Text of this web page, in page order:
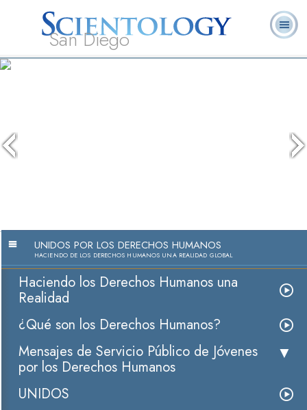
San Diego
Acerca de
Nosotros
UNIDOS POR LOS DERECHOS HUMANOS
HACIENDO DE LOS DERECHOS HUMANOS UNA REALIDAD GLOBAL
Haciendo los Derechos Humanos una
Realidad
¿Qué son los Derechos Humanos?
Mensajes de Servicio Público de Jóvenes
por los Derechos Humanos
UNIDOS